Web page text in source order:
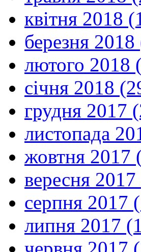
квітня 2018
березня
лютого 2018
січня 2018
грудня 2017
листопада
жовтня 2017
вересня
серпня 2017
липня 2017